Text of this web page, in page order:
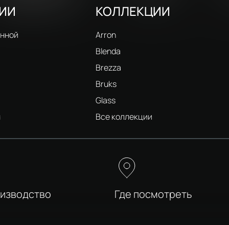
КОЛЛЕКЦИИ
Arron
Blenda
Brezza
Bruks
Glass
Все коллекции
Где посмотреть